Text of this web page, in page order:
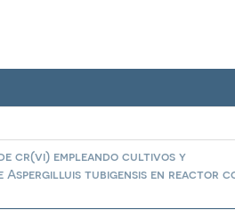
cr(vi) empleando cultivos y
Aspergilluis tubigensis en reactor